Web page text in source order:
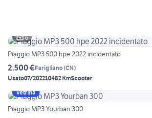
6
Piaggio MP3 500 hpe 2022 incidentato
2.500 €Farigliano(CN)
Usato07/202210482 KmScooter
Vetrina
Piaggio MP3 Yourban 300